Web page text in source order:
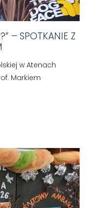
– SPOTKANIE Z
w Atenach
Markiem